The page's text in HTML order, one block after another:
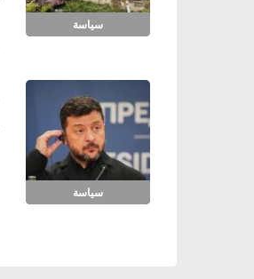
سياسة
سياسة